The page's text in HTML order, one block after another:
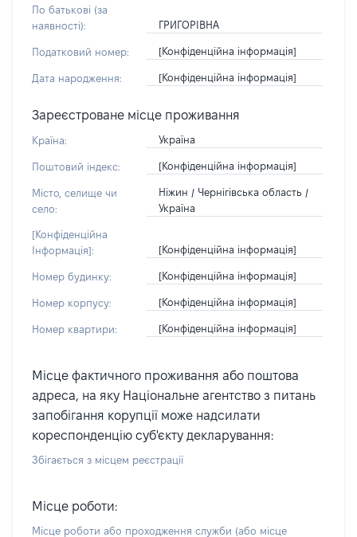
По батькові (за
наявності):
ГРИГОРІВНА
Податковий номер: [Конфіденційна інформація]
Дата народження: [Конфіденційна інформація]
Зареєстроване місце проживання
Країна: Україна
Поштовий індекс: [Конфіденційна інформація]
Місто, селище чи
село:
Ніжин / Чернігівська область /
Україна
[Конфіденційна
Інформація]:
[Конфіденційна інформація]
Номер будинку: [Конфіденційна інформація]
Номер корпусу: [Конфіденційна інформація]
Номер квартири: [Конфіденційна інформація]
Місце фактичного проживання або поштова
адреса, на яку Національне агентство з питань
запобігання корупції може надсилати
кореспонденцію суб'єкту декларування:
Збігається з місцем реєстрації
Місце роботи:
Місце роботи або проходження служби (або місце